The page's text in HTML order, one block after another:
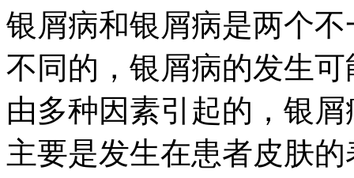
银屑病和银屑病是两个
不同的，银屑病的发生
由多种因素引起的，银
主要是发生在患者皮肤